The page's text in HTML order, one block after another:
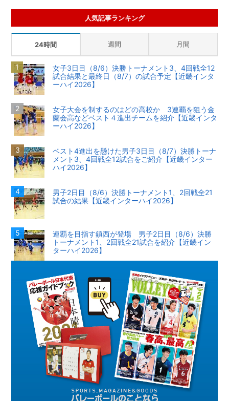
人気記事ランキング
24時間 週間 月間
女子3日目（8/6）決勝トーナメント3、4回戦全12
試合結果と最終日（8/7）の試合予定【近畿インタ
ーハイ2026】
女子大会を制するのはどの高校か 3連覇を狙う金
蘭会高などベスト４進出チームを紹介【近畿インタ
ーハイ2026】
ベスト4進出を懸けた男子3日目（8/7）決勝トーナ
メント3、4回戦全12試合をご紹介【近畿インター
ハイ2026】
男子2日目（8/6）決勝トーナメント1、2回戦全21
試合の結果【近畿インターハイ2026】
連覇を目指す鎮西が登場 男子2日目（8/6）決勝
トーナメント1、2回戦全21試合を紹介【近畿イン
ターハイ2026】